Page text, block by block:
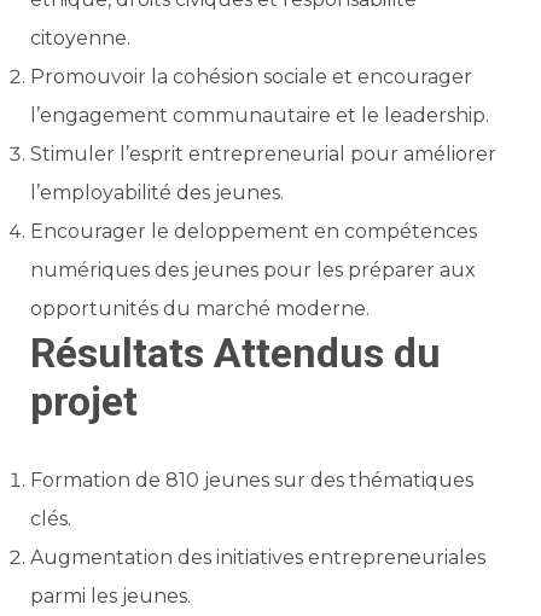
citoyenne.
Promouvoir la cohésion sociale et encourager
l’engagement communautaire et le leadership.
Stimuler l’esprit entrepreneurial pour améliorer
l’employabilité des jeunes.
Encourager le deloppement en compétences
numériques des jeunes pour les préparer aux
opportunités du marché moderne.
Résultats Attendus du
projet
Formation de 810 jeunes sur des thématiques
clés.
Augmentation des initiatives entrepreneuriales
parmi les jeunes.